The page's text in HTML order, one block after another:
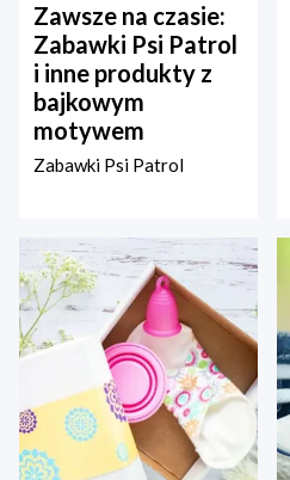
Zawsze na czasie:
Zabawki Psi Patrol
i inne produkty z
bajkowym
motywem
Zabawki Psi Patrol